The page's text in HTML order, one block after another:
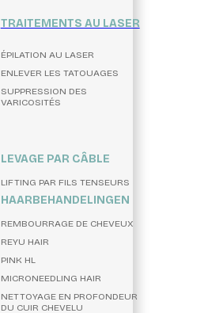
TRAITEMENTS AU LASER
ÉPILATION AU LASER
ENLEVER LES TATOUAGES
SUPPRESSION DES
VARICOSITÉS
LEVAGE PAR CÂBLE
LIFTING PAR FILS TENSEURS
HAARBEHANDELINGEN
REMBOURRAGE DE CHEVEUX
REYU HAIR
PINK HL
MICRONEEDLING HAIR
NETTOYAGE EN PROFONDEUR
DU CUIR CHEVELU